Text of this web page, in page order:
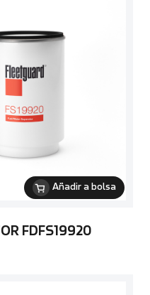
Añadir a bolsa
FDFS19920